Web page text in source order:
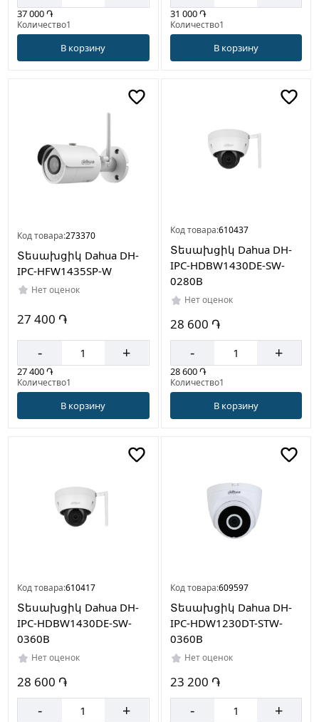
37 000 ֏
Количество1
В корзину
31 000 ֏
Количество1
В корзину
Код товара:273370
Տեսախցիկ Dahua DH-
IPC-HFW1435SP-W
Нет оценок
27 400 ֏
- +
27 400 ֏
Количество1
В корзину
Код товара:610437
Տեսախցիկ Dahua DH-
IPC-HDBW1430DE-SW-
0280B
Нет оценок
28 600 ֏
- +
28 600 ֏
Количество1
В корзину
Код товара:610417
Տեսախցիկ Dahua DH-
IPC-HDBW1430DE-SW-
0360B
Нет оценок
28 600 ֏
- +
Код товара:609597
Տեսախցիկ Dahua DH-
IPC-HDW1230DT-STW-
0360B
Нет оценок
23 200 ֏
- +